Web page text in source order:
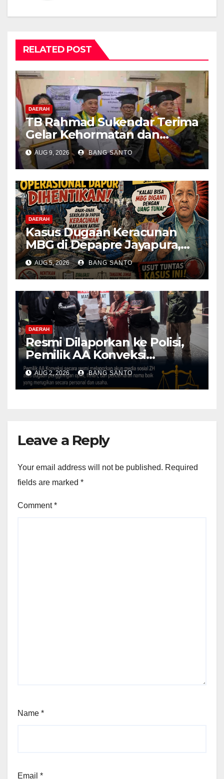
RELATED POST
DAERAH
TB Rahmad Sukendar Terima
Gelar Kehormatan dan
Kemban Amanah Sebagai
Dewan Pembina STIJNAS
AUG 9, 2026 BANG SANTO
DAERAH
Kasus Dugaan Keracunan
MBG di Depapre Jayapura,
Aktivis Papua Minta
Operasional Dapur
Dihentikan & Evaluasi
Menyeluruh
AUG 5, 2026 BANG SANTO
DAERAH
Resmi Dilaporkan ke Polisi,
Pemilik AA Konveksi
Didampingi Tim Advokat
Lentera Netizen Indonesia (L-
NET-ID)
AUG 2, 2026 BANG SANTO
Leave a Reply
Your email address will not be published. Required
fields are marked *
Comment*
Name *
Email *